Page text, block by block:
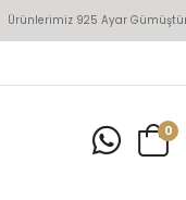
Ürünlerimiz 925 Ayar Gümüştür
0